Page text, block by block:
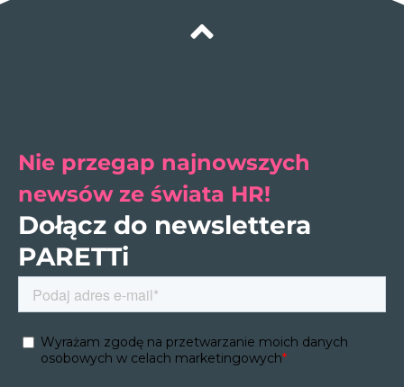
Nie przegap najnowszych
newsów ze świata HR!
Dołącz do newslettera
PARETTi